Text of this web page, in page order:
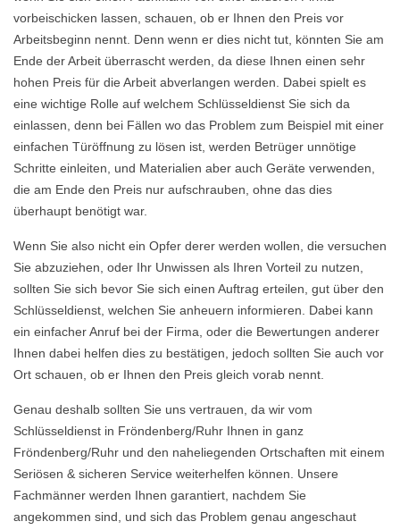
vorbeischicken lassen, schauen, ob er Ihnen den Preis vor
Arbeitsbeginn nennt. Denn wenn er dies nicht tut, könnten Sie am
Ende der Arbeit überrascht werden, da diese Ihnen einen sehr
hohen Preis für die Arbeit abverlangen werden. Dabei spielt es
eine wichtige Rolle auf welchem Schlüsseldienst Sie sich da
einlassen, denn bei Fällen wo das Problem zum Beispiel mit einer
einfachen Türöffnung zu lösen ist, werden Betrüger unnötige
Schritte einleiten, und Materialien aber auch Geräte verwenden,
die am Ende den Preis nur aufschrauben, ohne das dies
überhaupt benötigt war.
Wenn Sie also nicht ein Opfer derer werden wollen, die versuchen
Sie abzuziehen, oder Ihr Unwissen als Ihren Vorteil zu nutzen,
sollten Sie sich bevor Sie sich einen Auftrag erteilen, gut über den
Schlüsseldienst, welchen Sie anheuern informieren. Dabei kann
ein einfacher Anruf bei der Firma, oder die Bewertungen anderer
Ihnen dabei helfen dies zu bestätigen, jedoch sollten Sie auch vor
Ort schauen, ob er Ihnen den Preis gleich vorab nennt.
Genau deshalb sollten Sie uns vertrauen, da wir vom
Schlüsseldienst in Fröndenberg/Ruhr Ihnen in ganz
Fröndenberg/Ruhr und den naheliegenden Ortschaften mit einem
Seriösen & sicheren Service weiterhelfen können. Unsere
Fachmänner werden Ihnen garantiert, nachdem Sie
angekommen sind, und sich das Problem genau angeschaut